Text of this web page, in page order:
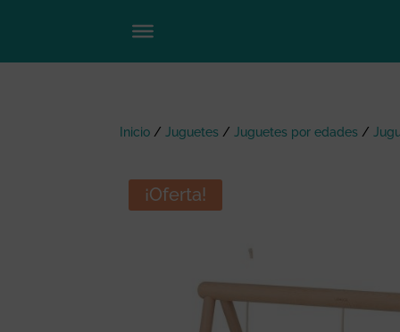
Inicio / Juguetes / Juguetes por edades /
¡Oferta!